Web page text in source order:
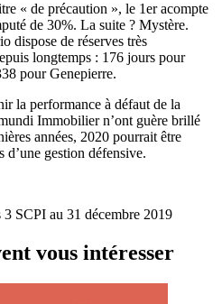
« de précaution », le 1er acompte
de 30%. La suite ? Mystère.
dispose de réserves très
longtemps : 176 jours pour
pour Genepierre.
la performance à défaut de la
Immobilier n’ont guère brillé
années, 2020 pourrait être
d’une gestion défensive.
SCPI au 31 décembre 2019
vous intéresser